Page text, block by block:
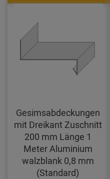
Gesimsabdeckungen
mit Dreikant Zuschnitt
200 mm Länge 1
Meter Aluminium
walzblank 0,8 mm
(Standard)